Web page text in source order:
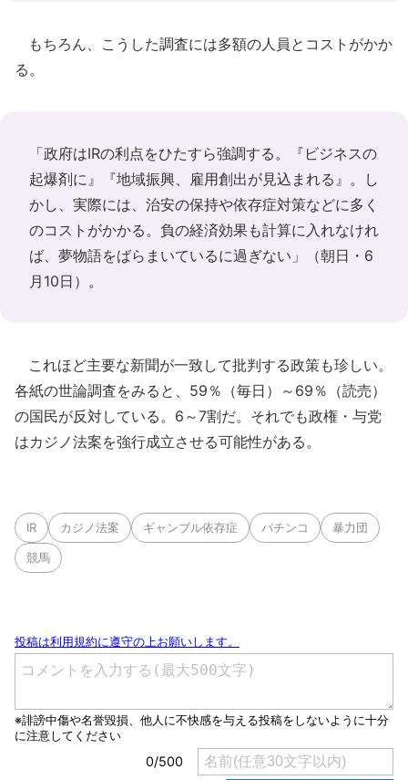
もちろん、こうした調査には多額の人員とコストがかか
る。
「政府はIRの利点をひたすら強調する。『ビジネスの
起爆剤に』『地域振興、雇用創出が見込まれる』。し
かし、実際には、治安の保持や依存症対策などに多く
のコストがかかる。負の経済効果も計算に入れなけれ
ば、夢物語をばらまいているに過ぎない」（朝日・6
月10日）。
これほど主要な新聞が一致して批判する政策も珍しい。
各紙の世論調査をみると、59％（毎日）～69％（読売）
の国民が反対している。6～7割だ。それでも政権・与党
はカジノ法案を強行成立させる可能性がある。
IR カジノ法案 ギャンブル依存症 パチンコ 暴力団
競馬